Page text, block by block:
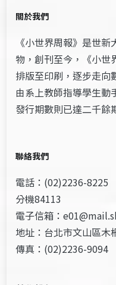
關於我們
《小世界周報》是世
物，創刊至今，《小世
排版至印刷，逐步走向
由系上教師指導學生動
發行期數則已達二千餘
聯絡我們
電話：(02)2236-8225
分機84113
電子信箱：
地址：台北市文山區木
傳真：(02)2236-9094